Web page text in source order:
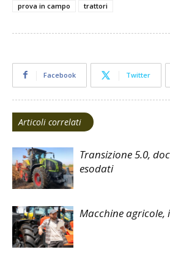
prova in campo
trattori
Facebook Twitter
Articoli correlati
Transizione 5.0,
esodati
Macchine agricole,